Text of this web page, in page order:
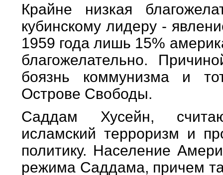
Крайне низкая
кубинскому лидеру -
1959 года лишь 15%
благожелательно.
боязнь коммунизма и
Острове Свободы.
Саддам Хусейн,
исламский терроризм и
политику. Население
режима Саддама, причем